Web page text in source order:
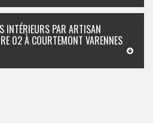
INTÉRIEURS PAR ARTISAN
02 À COURTEMONT VARENNES